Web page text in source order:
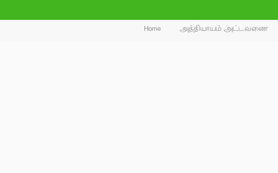
Home அத்தியாயம் அட்டவணை